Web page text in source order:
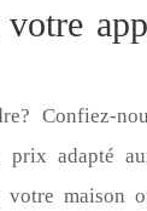
Confiez-
adapté
maison